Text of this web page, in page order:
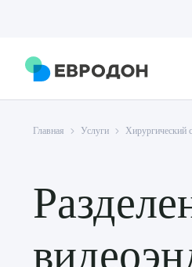
Главная Услуги Хирургический